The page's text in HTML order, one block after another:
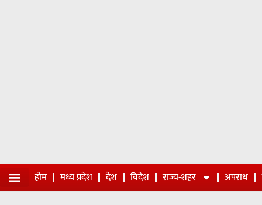
होम मध्य प्रदेश देश विदेश राज्य-शहर अपराध